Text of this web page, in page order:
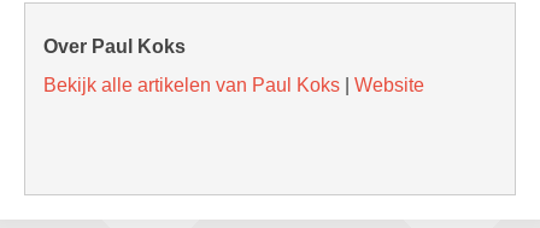
Over Paul Koks
Bekijk alle artikelen van Paul Koks
Website